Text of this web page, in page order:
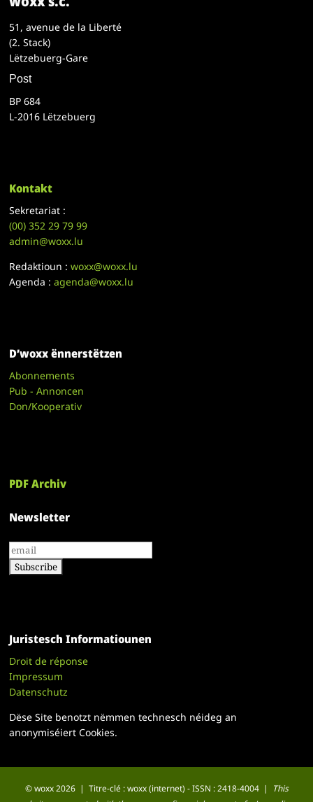
51, avenue de la Liberté
(2. Stack)
Lëtzebuerg-Gare
Post
BP 684
L-2016 Lëtzebuerg
Kontakt
Sekretariat :
(00)352 29 79 99
admin@woxx.lu
Redaktioun :woxx@woxx.lu
Agenda :agenda@woxx.lu
D’woxx ënnerstëtzen
Abonnements
Pub - Annoncen
Don/Kooperativ
PDF Archiv
Newsletter
Juristesch Informatiounen
Droit de réponse
Impressum
Datenschutz
Dëse Site benotzt nëmmen technesch néideg an
anonymiséiert Cookies.
© woxx 2026 | Titre-clé : woxx (internet) - ISSN : 2418-4004 |
This